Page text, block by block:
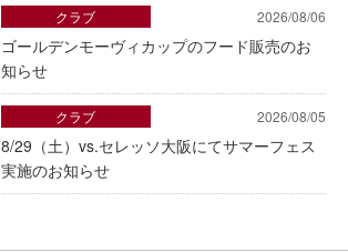
2026/08/06
ゴールデンモーヴィカップのフード販売のお
知らせ
クラブ
2026/08/05
8/29（土）vs.セレッソ大阪にてサマーフェス
実施のお知らせ
クラブ